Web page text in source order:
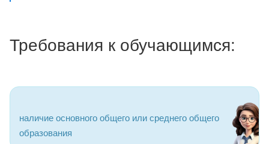
Требования к обучающимся:
наличие основного общего или среднего общего
образования